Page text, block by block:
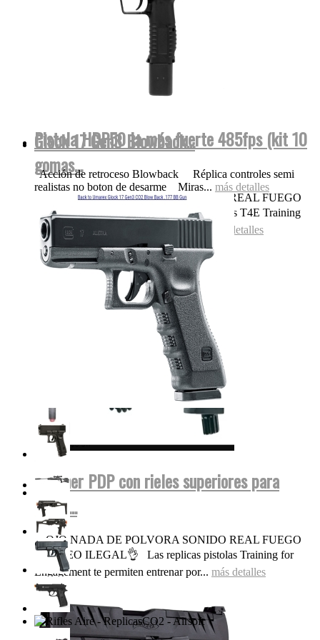
Pistola HDP50 la más fuerte 485fps (kit 10
gomas...
OJO NADA DE POLVORA SONIDO REAL FUEGO
FOGUEO ILEGAL👌 Las replicas pistolas T4E Training
for Engagement te permiten entrenar...
más detalles
Walther PDP con rieles superiores para
miras...
OJO NADA DE POLVORA SONIDO REAL FUEGO
FOGUEO ILEGAL👌 Las replicas pistolas Training for
Engagement te permiten entrenar por... más detalles
Glock 17 Gen3 Blowback...
Acción de retroceso Blowback Réplica controles semi
realistas no boton de desarme Miras... más detalles